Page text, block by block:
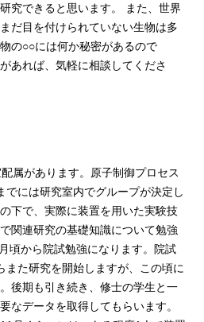
究できると思います。 また、世界
だ目を付けられていない生物は多
の○○には何か秘密があるので
あれば、気軽に相談してくださ
属があります。原子制御プロセス
でには研究室内でグループが決定し
下で、実際に装置を用いた実験技
関連研究の基礎知識について勉強
頃から院試勉強になります。院試
また研究を開始しますが、この頃に
後期も引き続き、修士の学生と一
なデータを取得してもらいます。